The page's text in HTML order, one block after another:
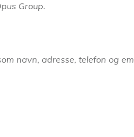
Group.
navn, adresse, telefon og